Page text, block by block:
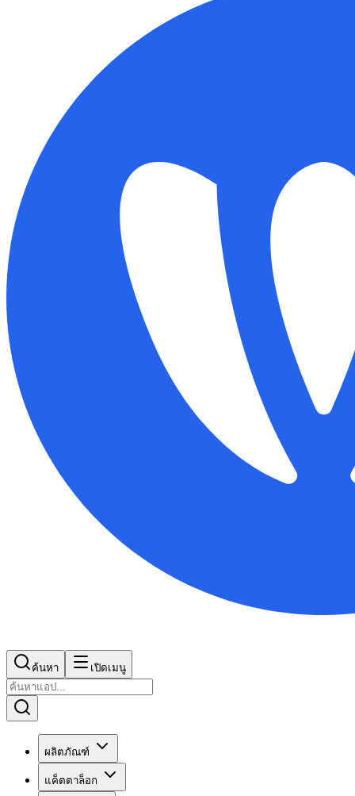
ค้นหา เปิดเมนู
ผลิตภัณฑ์
แค็ตตาล็อก